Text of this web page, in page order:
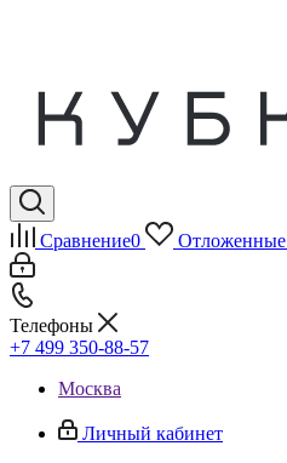
Сравнение0 Отложенные
Телефоны
+7 499 350-88-57
Москва
Личный кабинет